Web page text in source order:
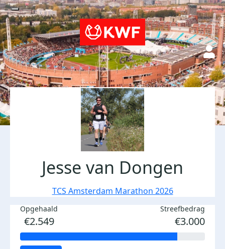
Jesse van Dongen
TCS Amsterdam Marathon 2026
Opgehaald
€2.549
Streefbedrag
€3.000